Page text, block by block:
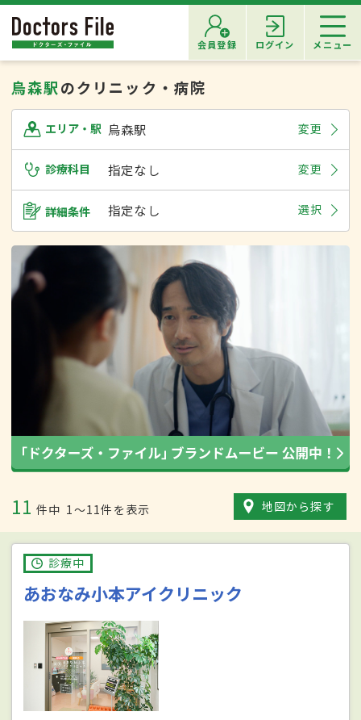
会員登録 ログイン メニュー
烏森駅のクリニック・病院
エリア・駅 烏森駅 変更
診療科目 指定なし 変更
詳細条件 指定なし 選択
11 件中 1〜11件を表示 地図から探す
診療中
あおなみ小本アイクリニック